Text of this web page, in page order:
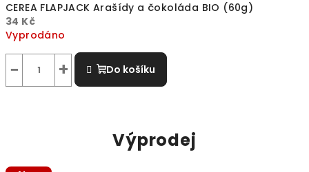
CEREA FLAPJACK Arašídy a čokoláda BIO (60g)
34 Kč
Vyprodáno
+
− Do košíku
Výprodej